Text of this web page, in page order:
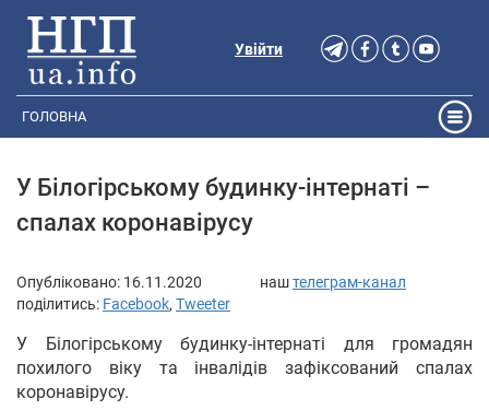
Увійти
ГОЛОВНА
У Білогірському будинку-інтернаті –
спалах коронавірусу
Опубліковано: 16.11.2020 наштелеграм-канал
поділитись: Facebook, Tweeter
У Білогірському будинку-інтернаті для громадян
похилого віку та інвалідів зафіксований спалах
коронавірусу.